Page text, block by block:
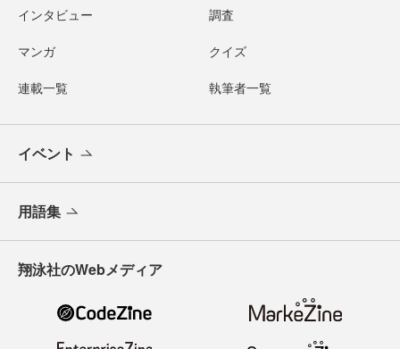
インタビュー 調査
マンガ クイズ
連載一覧 執筆者一覧
イベント
用語集
翔泳社のWebメディア